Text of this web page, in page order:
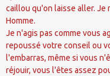
caillou qu'on laisse aller. Je
Homme.
Je n'agis pas comme vous
repoussé votre conseil ou
l'embarras, même si vous
réjouir, vous l'êtes assez